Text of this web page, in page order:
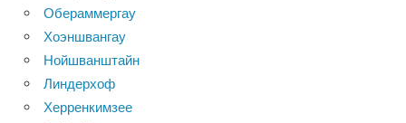
Обераммергау
Хоэншвангау
Нойшванштайн
Линдерхоф
Херренкимзее